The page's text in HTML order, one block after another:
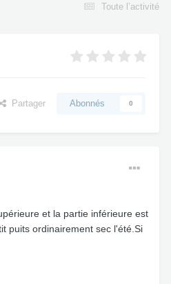
Toute l’activité
Partager Abonnés 0
et la partie inférieure est
puits ordinairement sec l'été.Si